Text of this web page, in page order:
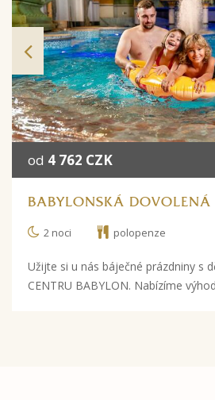
od 4 762 CZK
BABYLONSKÁ DOVOLENÁ
2 noci polopenze
Užijte si u nás báječné prázdniny s
CENTRU BABYLON. Nabízíme